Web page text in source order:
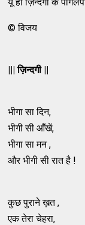
© विजय
||| ज़िन्दगी ||
भीगा सा दिन,
भीगी सी आँखें,
भीगा सा मन ,
और भीगी सी रात है !
कुछ पुराने ख़त ,
एक तेरा चेहरा,